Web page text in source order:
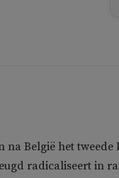
na België het tweede
radicaliseert in